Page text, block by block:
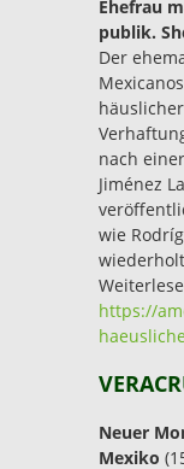
Ehefrau
publik.
Der
nach
Jiménez
wie
https://
Neuer
Mexiko